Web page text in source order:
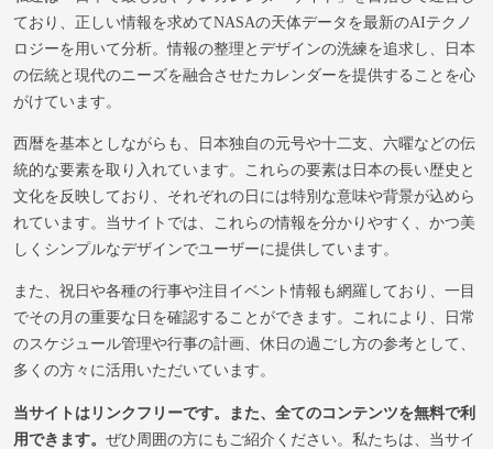
ており、正しい情報を求めてNASAの天体データを最新のAIテクノ
ロジーを用いて分析。情報の整理とデザインの洗練を追求し、日本
の伝統と現代のニーズを融合させたカレンダーを提供することを心
がけています。
西暦を基本としながらも、日本独自の元号や十二支、六曜などの伝
統的な要素を取り入れています。これらの要素は日本の長い歴史と
文化を反映しており、それぞれの日には特別な意味や背景が込めら
れています。当サイトでは、これらの情報を分かりやすく、かつ美
しくシンプルなデザインでユーザーに提供しています。
また、祝日や各種の行事や注目イベント情報も網羅しており、一目
でその月の重要な日を確認することができます。これにより、日常
のスケジュール管理や行事の計画、休日の過ごし方の参考として、
多くの方々に活用いただいています。
当サイトはリンクフリーです。また、全てのコンテンツを無料で利
用できます。 ぜひ周囲の方にもご紹介ください。私たちは、当サイ